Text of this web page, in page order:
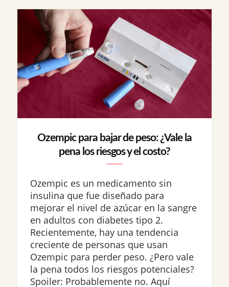
Ozempic para bajar de peso: ¿Vale la
pena los riesgos y el costo?
Ozempic es un medicamento sin
insulina que fue diseñado para
mejorar el nivel de azúcar en la sangre
en adultos con diabetes tipo 2.
Recientemente, hay una tendencia
creciente de personas que usan
Ozempic para perder peso. ¿Pero vale
la pena todos los riesgos potenciales?
Spoiler: Probablemente no. Aquí